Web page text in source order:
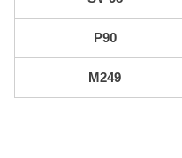
P90
M249